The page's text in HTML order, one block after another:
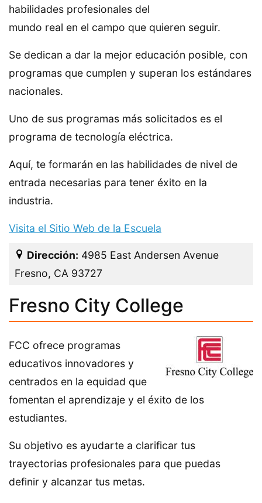
habilidades profesionales del
mundo real en el campo que quieren seguir.
Se dedican a dar la mejor educación posible, con
programas que cumplen y superan los estándares
nacionales.
Uno de sus programas más solicitados es el
programa de tecnología eléctrica.
Aquí, te formarán en las habilidades de nivel de
entrada necesarias para tener éxito en la
industria.
Visita el Sitio Web de la Escuela
Dirección: 4985 East Andersen Avenue
Fresno, CA 93727
Fresno City College
FCC ofrece programas
educativos innovadores y
centrados en la equidad que
fomentan el aprendizaje y el éxito de los
estudiantes.
Su objetivo es ayudarte a clarificar tus
trayectorias profesionales para que puedas
definir y alcanzar tus metas.